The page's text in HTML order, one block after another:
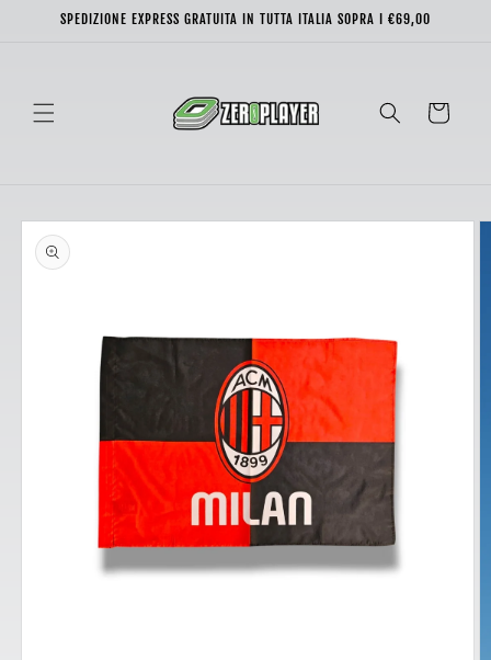
direttamente
SPEDIZIONE EXPRESS GRATUITA IN TUTTA ITALIA SOPRA I €69,00
Carrello
Passa alle
informazioni
sul prodotto